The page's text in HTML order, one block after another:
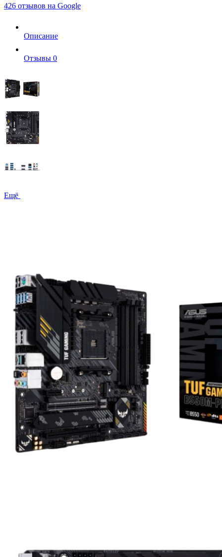
426 отзывов на Google
Описание
Отзывы 0
Ещё